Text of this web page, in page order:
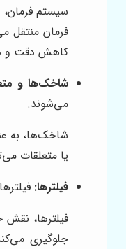
سیستم فرمان،
فرمان منتقل
کاهش دقت و
شاخک‌ها و
می‌شوند.
شاخک‌ها، به
یا متعلقات
فیلترها:
فیلترها،
جلوگیری